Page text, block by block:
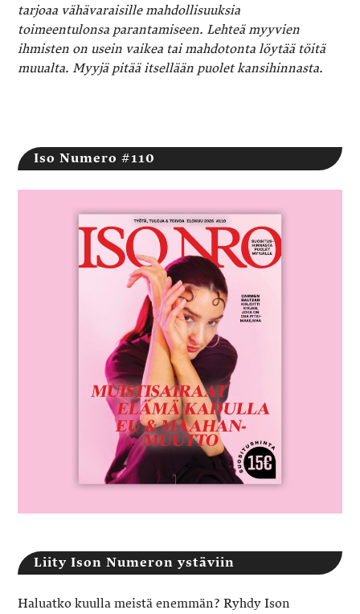
tarjoaa vähävaraisille mahdollisuuksia
toimeentulonsa parantamiseen. Lehteä myyvien
ihmisten on usein vaikea tai mahdotonta löytää töitä
muualta. Myyjä pitää itsellään puolet kansihinnasta.
Iso Numero #110
Liity Ison Numeron ystäviin
Haluatko kuulla meistä enemmän? Ryhdy Ison